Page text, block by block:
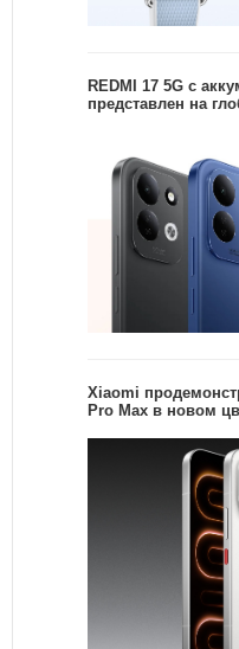
REDMI 17 5G c
представлен на
Xiaomi
Pro Max в новом